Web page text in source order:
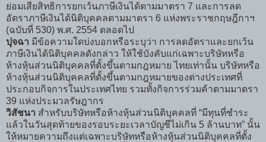
ย่อมเสียสิทธิการยกเว้นภาษีเงินได้ตามมาตรา 7 และการลด
อัตราภาษีเงินได้นิติบุคคลตามมาตรา 6 แห่งพระราชกฤษฎีกาฯ
(ฉบับที่ 530) พ.ศ. 2554 ตลอดไป
ปุจฉา มีข้อความใดบ่งบอกหรือระบุว่า การลดอัตราและยกเว้น
ภาษีเงินได้นิติบุคคลดังกล่าว ให้ใช้บังคับแก่เฉพาะบริษัทหรือ
ห้างหุ้นส่วนนิติบุคคลที่ตั้งขึ้นตามกฎหมาย ไทยเท่านั้น บริษัทหรือ
ห้างหุ้นส่วนนิติบุคคลที่ตั้งขึ้นตามกฎหมายของต่างประเทศที่
ประกอบกิจการในประเทศไทย รวมทั้งกิจการร่วมค้าตามมาตรา
39 แห่งประมวลรัษฎากร
วิสัชนา สำหรับบริษัทหรือห้างหุ้นส่วนนิติบุคคลที่ “มีทุนที่ชำระ
แล้วในวันสุดท้ายของรอบระยะเวลาบัญชีไม่เกิน 5 ล้านบาท” นั้น
ให้หมายความถึงแต่เฉพาะบริษัทหรือห้างหุ้นส่วนนิติบุคคลที่ตั้ง